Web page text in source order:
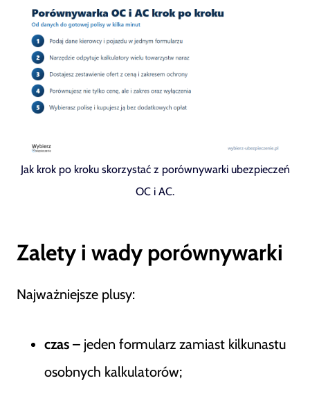
Jak krok po kroku skorzystać z porównywarki ubezpieczeń
OC i AC.
Zalety i wady porównywarki
Najważniejsze plusy:
czas – jeden formularz zamiast kilkunastu
osobnych kalkulatorów;